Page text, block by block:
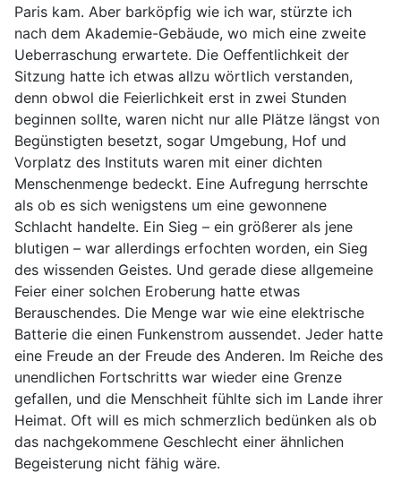
Paris kam. Aber barköpfig wie ich war, stürzte ich
nach dem Akademie-Gebäude, wo mich eine zweite
Ueberraschung erwartete. Die Oeffentlichkeit der
Sitzung hatte ich etwas allzu wörtlich verstanden,
denn obwol die Feierlichkeit erst in zwei Stunden
beginnen sollte, waren nicht nur alle Plätze längst von
Begünstigten besetzt, sogar Umgebung, Hof und
Vorplatz des Instituts waren mit einer dichten
Menschenmenge bedeckt. Eine Aufregung herrschte
als ob es sich wenigstens um eine gewonnene
Schlacht handelte. Ein Sieg – ein größerer als jene
blutigen – war allerdings erfochten worden, ein Sieg
des wissenden Geistes. Und gerade diese allgemeine
Feier einer solchen Eroberung hatte etwas
Berauschendes. Die Menge war wie eine elektrische
Batterie die einen Funkenstrom aussendet. Jeder hatte
eine Freude an der Freude des Anderen. Im Reiche des
unendlichen Fortschritts war wieder eine Grenze
gefallen, und die Menschheit fühlte sich im Lande ihrer
Heimat. Oft will es mich schmerzlich bedünken als ob
das nachgekommene Geschlecht einer ähnlichen
Begeisterung nicht fähig wäre.